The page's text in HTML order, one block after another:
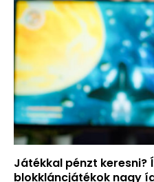
Játékkal pénzt keresni?
blokkláncjátékok nagy